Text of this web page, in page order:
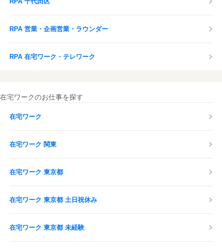
RPA 営業・企画営業・ラウンダー
RPA 在宅ワーク・テレワーク
在宅ワークのお仕事を探す
在宅ワーク
在宅ワーク 関東
在宅ワーク 東京都
在宅ワーク 東京都 土日祝休み
在宅ワーク 東京都 未経験